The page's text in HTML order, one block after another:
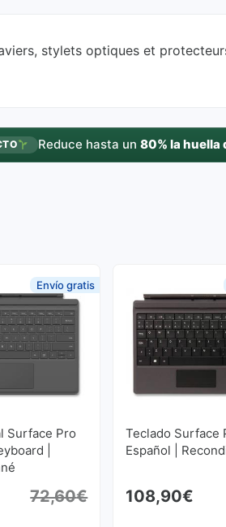
stylets optiques et
Reduce hasta un80% la huella
Surface Pro
|
72,60€
Le prix initial
Le prix actuel est
Envío gratis
Teclado Surface
Español |
108,90€